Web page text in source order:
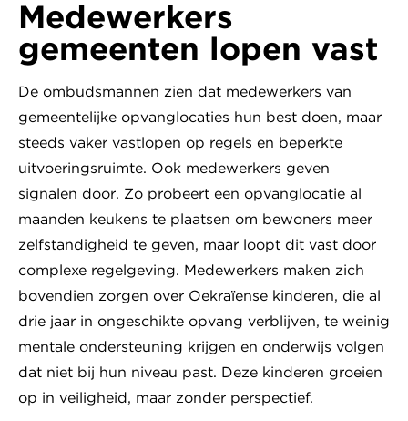
Medewerkers
gemeenten lopen vast
De ombudsmannen zien dat medewerkers van
gemeentelijke opvanglocaties hun best doen, maar
steeds vaker vastlopen op regels en beperkte
uitvoeringsruimte. Ook medewerkers geven
signalen door. Zo probeert een opvanglocatie al
maanden keukens te plaatsen om bewoners meer
zelfstandigheid te geven, maar loopt dit vast door
complexe regelgeving. Medewerkers maken zich
bovendien zorgen over Oekraïense kinderen, die al
drie jaar in ongeschikte opvang verblijven, te weinig
mentale ondersteuning krijgen en onderwijs volgen
dat niet bij hun niveau past. Deze kinderen groeien
op in veiligheid, maar zonder perspectief.